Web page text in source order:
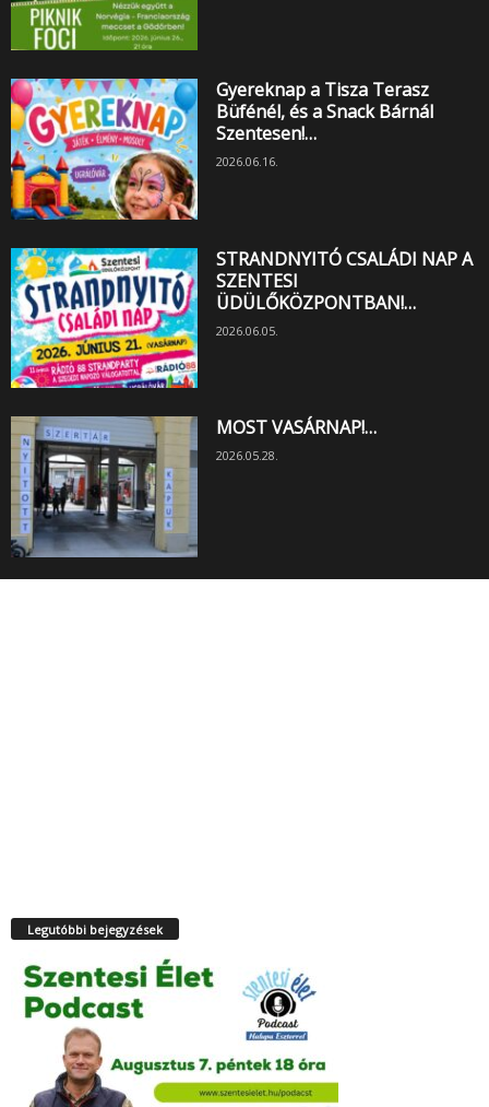
Gyereknap a Tisza Terasz
Büfénél, és a Snack Bárnál
Szentesen!…
2026.06.16.
STRANDNYITÓ CSALÁDI NAP A
SZENTESI
ÜDÜLŐKÖZPONTBAN!…
2026.06.05.
MOST VASÁRNAP!…
2026.05.28.
Legutóbbi bejegyzések